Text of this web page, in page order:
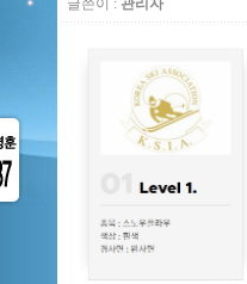
글쓴이 : 관리자